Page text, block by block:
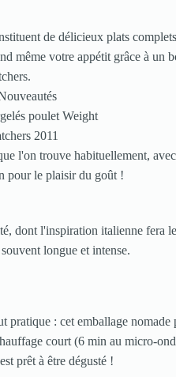
de délicieux plats
même votre appétit grâce à un
l'on trouve habituellement,
pour le plaisir du goût !
dont l'inspiration italienne fera
longue et intense.
pratique : cet emballage
court (6 min au micro-
prêt à être dégusté !